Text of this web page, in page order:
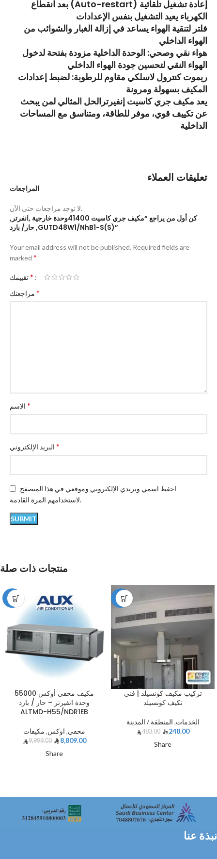
إعادة تشغيل تلقائية (Auto-restart) بعد انقطاع
الكهرباء يعيد التشغيل بنفس الإعدادات
فلتر لتنقية الهواء يساعد في إزالة الغبار والشوائب من
الهواء الداخلي
هواء نقي وصحي: الوحدة الداخلية مزودة بفتحة لدخول
الهواء النقي لتحسين جودة الهواء الداخلي
ريموت كنترول لاسلكي مقاوم للرطوبة: لضبط إعدادات
المكيف بسهولة ومرونة
يعد مكيف جري كاسيت إنفيرترالحل المثالي لمن يبحث
عن تكييف قوي، موفر للطاقة، ومتناسق مع المساحات
الداخلية
تعليقات العملاء
المراجعات
لا توجد مراجعات حتى الآن.
كن أول من يراجع “مكيف جري كاسيت 41400وحدة خارجية ,انفرتر,
حار/ بارد ,GUTD48W1/NhB1-S(S)”
Your email address will not be published. Required fields are
marked *
*
*
*
*
احفظ اسمي وبريدي الإلكتروني وموقعي في هذا المتصفح
لاستخدامهم المرة القادمة.
منتجات ذات صلة
-12%
مكيف مخفي أوكس 55000
وحدة انفيرتر – حار / بارد
ALTMD-H55/NDR1EB
مخفي, اوكس, مكيفات
9,999.00
8,809.00
Share
-49%
تركيب مكيف كونسيلد | فني
تكيف كونسيلد
الخدمات, المنطقة / المدينة
483.00
248.00
Share
نبذة عنا